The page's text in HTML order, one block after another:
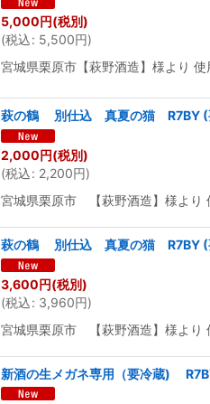
5,000円(税別)
(税込: 5,500円)
宮城県栗原市【萩野酒造】様よ
萩の鶴 別仕込 真夏の猫 R7BY
2,000円(税別)
(税込: 2,200円)
宮城県栗原市 【萩野酒造】様よ
萩の鶴 別仕込 真夏の猫 R7BY
3,600円(税別)
(税込: 3,960円)
宮城県栗原市 【萩野酒造】様よ
新酒の生メガネ専用（要冷蔵)